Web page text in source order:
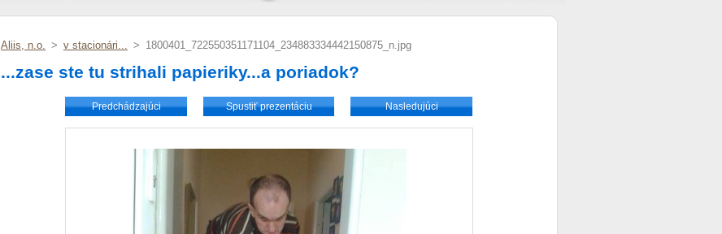
Aliis, n.o. > v stacionári... > 1800401_722550351171104_234883334442150875_n.jpg
...zase ste tu strihali papieriky...a poriadok?
Predchádzajúci Spustiť prezentáciu Nasledujúci